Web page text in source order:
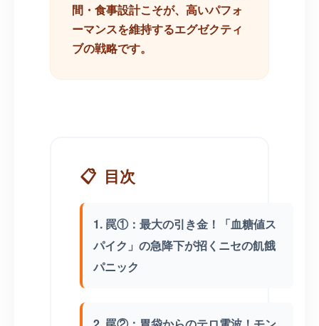
間・食事設計こそが、高いパフォ
ーマンスを維持するエグゼクティ
ブの戦略です。
📋 目次
1. 罠①：最大の引き金！「血糖値ス
パイク」の急降下が招くニセの飢餓
パニック